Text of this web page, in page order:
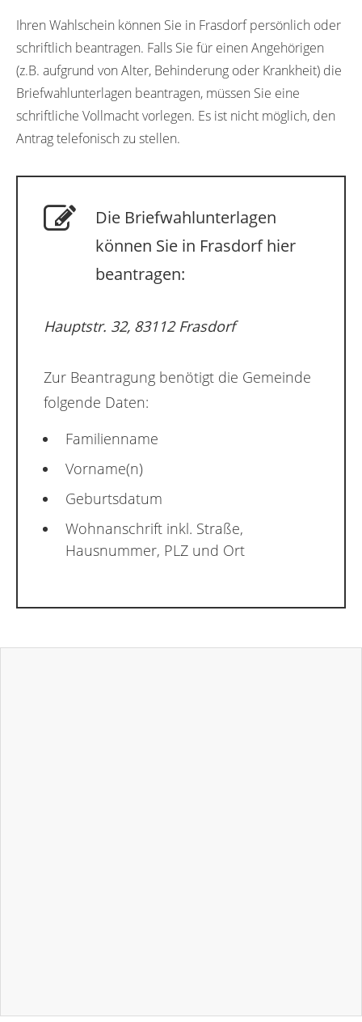
Ihren Wahlschein können Sie in Frasdorf persönlich oder
schriftlich beantragen. Falls Sie für einen Angehörigen
(z.B. aufgrund von Alter, Behinderung oder Krankheit) die
Briefwahlunterlagen beantragen, müssen Sie eine
schriftliche Vollmacht vorlegen. Es ist nicht möglich, den
Antrag telefonisch zu stellen.
Die Briefwahlunterlagen
können Sie in Frasdorf hier
beantragen:
Hauptstr. 32, 83112 Frasdorf
Zur Beantragung benötigt die Gemeinde
folgende Daten:
Familienname
Vorname(n)
Geburtsdatum
Wohnanschrift inkl. Straße,
Hausnummer, PLZ und Ort